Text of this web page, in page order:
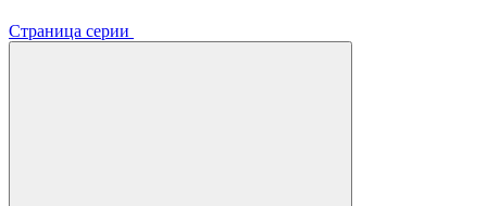
Страница серии